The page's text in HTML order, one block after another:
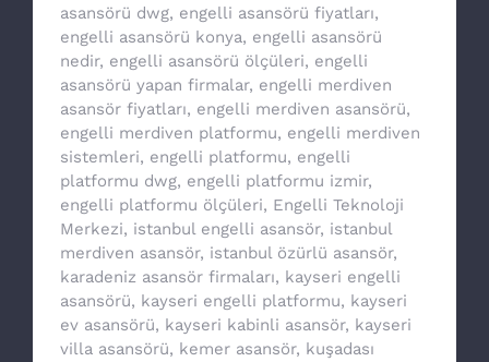
asansörü dwg, engelli asansörü fiyatları,
engelli asansörü konya, engelli asansörü
nedir, engelli asansörü ölçüleri, engelli
asansörü yapan firmalar, engelli merdiven
asansör fiyatları, engelli merdiven asansörü,
engelli merdiven platformu, engelli merdiven
sistemleri, engelli platformu, engelli
platformu dwg, engelli platformu izmir,
engelli platformu ölçüleri, Engelli Teknoloji
Merkezi, istanbul engelli asansör, istanbul
merdiven asansör, istanbul özürlü asansör,
karadeniz asansör firmaları, kayseri engelli
asansörü, kayseri engelli platformu, kayseri
ev asansörü, kayseri kabinli asansör, kayseri
villa asansörü, kemer asansör, kuşadası